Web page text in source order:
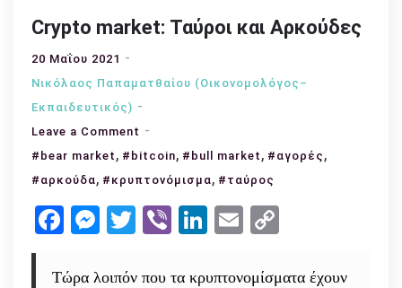
Crypto market: Ταύροι και Αρκούδες
20 Μαΐου 2021
Νικόλαος Παπαματθαίου (Οικονομολόγος–
Εκπαιδευτικός)
Leave a Comment on
Crypto
market:
και
#bear market , #bitcoin, #bull market , #αγορές ,
#αρκούδα, #κρυπτονόμισμα, #ταύρος
Facebook
Messenger
Twitter
ViberLinkedIn
Email
Τώρα λοιπόν που τα κρυπτονομίσματα έχουν